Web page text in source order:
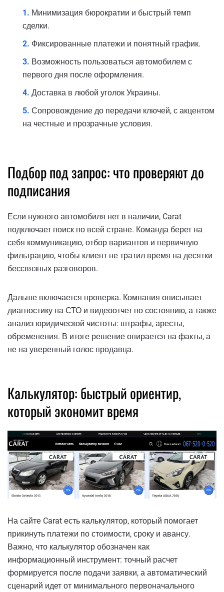
Минимизация бюрократии и быстрый темп
сделки.
Фиксированные платежи и понятный график.
Возможность пользоваться автомобилем с
первого дня после оформления.
Доставка в любой уголок Украины.
Сопровождение до передачи ключей, с акцентом
на честные и прозрачные условия.
Подбор под запрос: что проверяют до
подписания
Если нужного автомобиля нет в наличии, Carat
подключает поиск по всей стране. Команда берет на
себя коммуникацию, отбор вариантов и первичную
фильтрацию, чтобы клиент не тратил время на десятки
бессвязных разговоров.
Дальше включается проверка. Компания описывает
диагностику на СТО и видеоотчет по состоянию, а также
анализ юридической чистоты: штрафы, аресты,
обременения. В итоге решение опирается на факты, а
не на уверенный голос продавца.
Калькулятор: быстрый ориентир,
который экономит время
На сайте Carat есть калькулятор, который помогает
прикинуть платежи по стоимости, сроку и авансу.
Важно, что калькулятор обозначен как
информационный инструмент: точный расчет
формируется после подачи заявки, а автоматический
сценарий идет от минимального первоначального